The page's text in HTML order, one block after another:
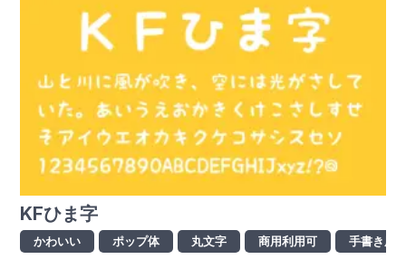
KFひま字
かわいい ポップ体 丸文字 商用利用可 手書き風